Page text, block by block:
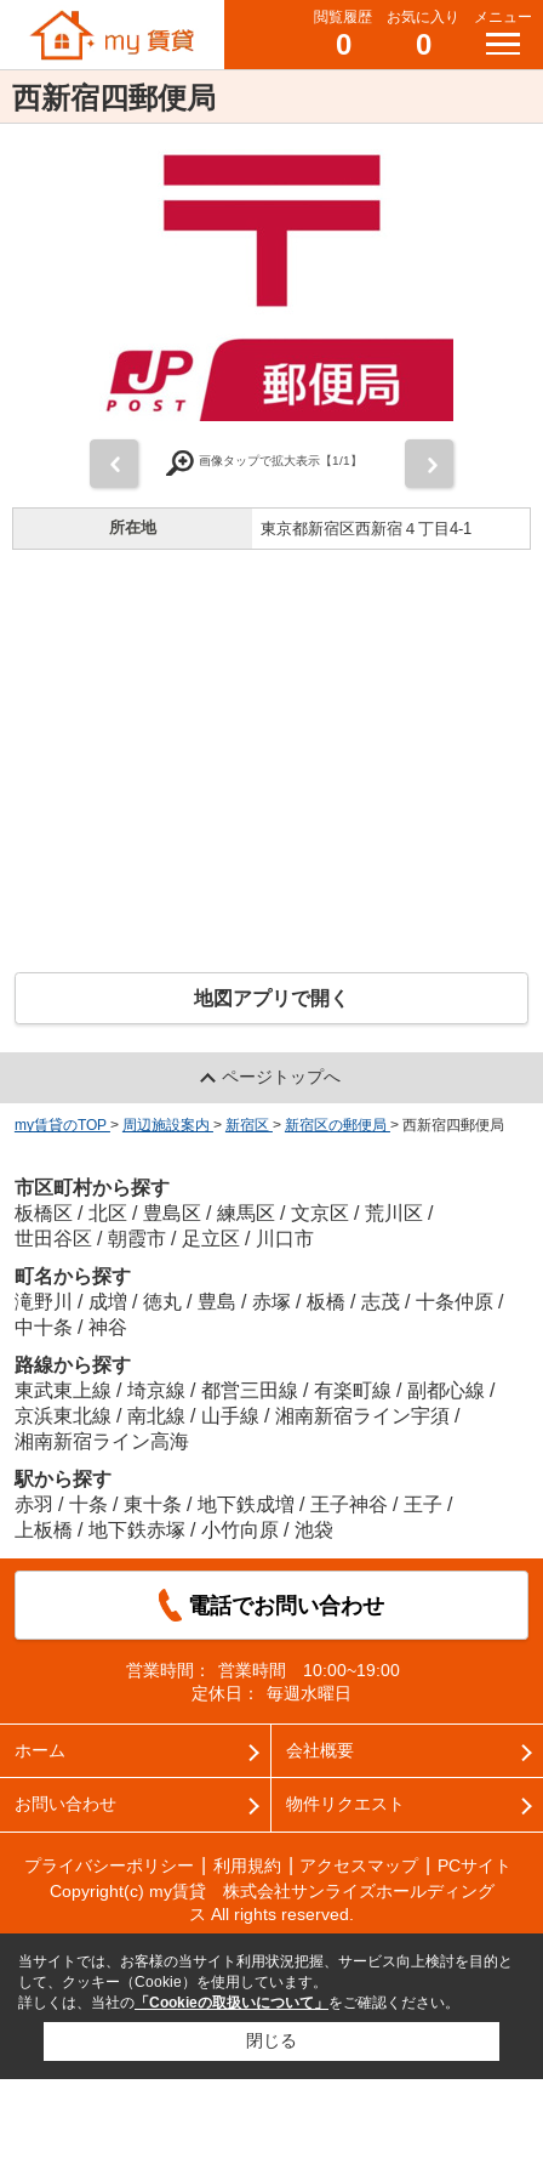
閲覧履歴
0
お気に入り
0
メニュー
西新宿四郵便局
画像タップで拡大表示【1/1】
所在地 東京都新宿区西新宿４丁目4-1
地図アプリで開く
ページトップへ
my賃貸のTOP > 周辺施設案内 > 新宿区 > 新宿区の郵便局 > 西新宿四郵便局
市区町村から探す
板橋区 / 北区 / 豊島区 / 練馬区 / 文京区 / 荒川区 /
世田谷区 / 朝霞市 / 足立区 / 川口市
町名から探す
滝野川 / 成増 / 徳丸 / 豊島 / 赤塚 / 板橋 / 志茂 / 十条仲原 /
中十条 / 神谷
路線から探す
東武東上線 / 埼京線 / 都営三田線 / 有楽町線 / 副都心線 /
京浜東北線 / 南北線 / 山手線 / 湘南新宿ライン宇須 /
湘南新宿ライン高海
駅から探す
赤羽 / 十条 / 東十条 / 地下鉄成増 / 王子神谷 / 王子 /
上板橋 / 地下鉄赤塚 / 小竹向原 / 池袋
電話でお問い合わせ
営業時間：
営業時間 10:00~19:00
定休日：
毎週水曜日
ホーム 会社概要
お問い合わせ 物件リクエスト
プライバシーポリシー 利用規約 アクセスマップ
PCサイト
Copyright(c) my賃貸 株式会社サンライズホールディング
ス All rights reserved.
当サイトでは、お客様の当サイト利用状況把握、サービス向上検討を目的と
して、クッキー（Cookie）を使用しています。
詳しくは、当社の 「Cookieの取扱いについて」 をご確認ください。
閉じる